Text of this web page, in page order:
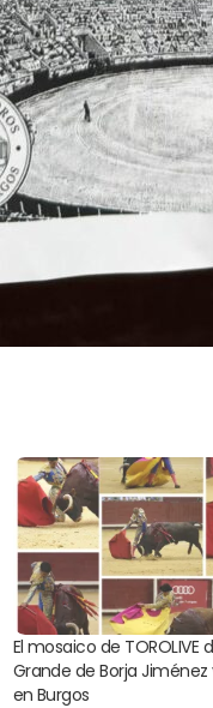
El mosaico de TOROLIVE
Grande de Borja Jiménez
en Burgos